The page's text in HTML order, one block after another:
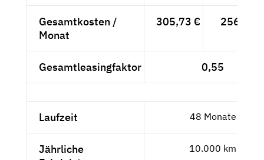
Gesamtkosten /
Monat
305,73 € 256,92 €
Gesamtleasingfaktor 0,55
Laufzeit 48 Monate
Jährliche
10.000 km